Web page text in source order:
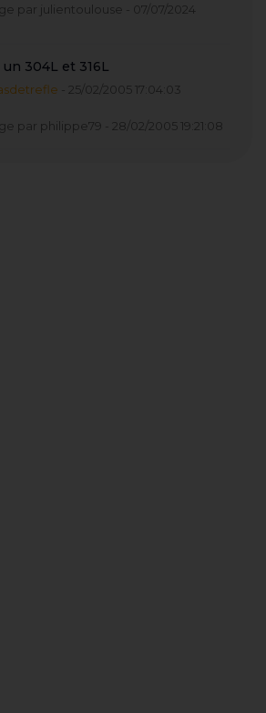
par julientoulouse - 07/07/2024
304L et 316L
- 25/02/2005 17:04:03
par philippe79 - 28/02/2005 19:21:08